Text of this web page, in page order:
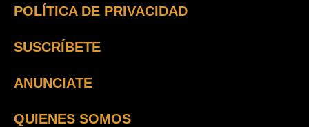
POLÍTICA DE PRIVACIDAD
SUSCRÍBETE
ANUNCIATE
QUIENES SOMOS